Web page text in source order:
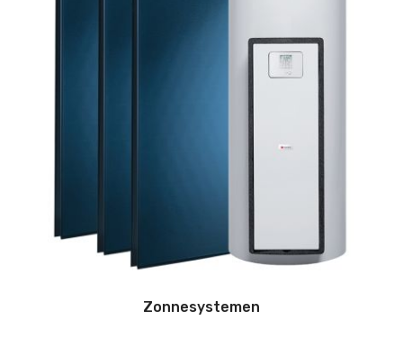
Zonnesystemen